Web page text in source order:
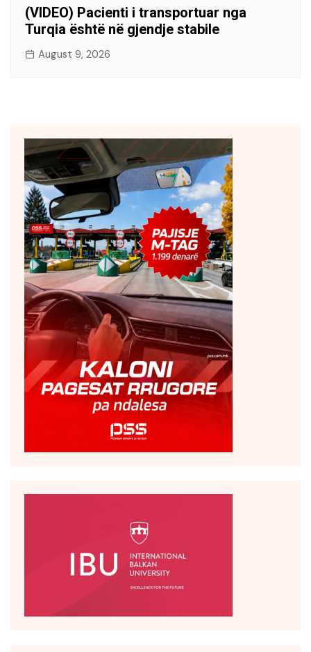
(VIDEO) Pacienti i transportuar nga
Turqia është në gjendje stabile
August 9, 2026